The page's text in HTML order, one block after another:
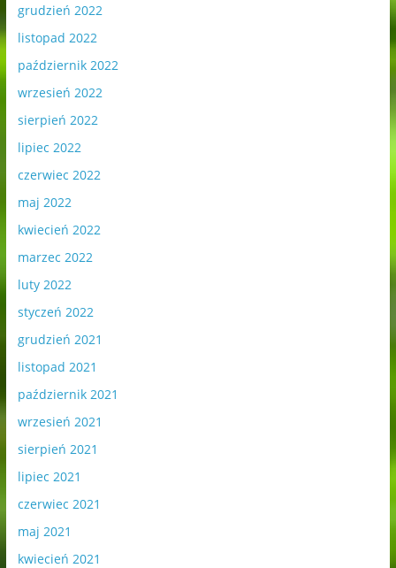
grudzień 2022
listopad 2022
październik 2022
wrzesień 2022
sierpień 2022
lipiec 2022
czerwiec 2022
maj 2022
kwiecień 2022
marzec 2022
luty 2022
styczeń 2022
grudzień 2021
listopad 2021
październik 2021
wrzesień 2021
sierpień 2021
lipiec 2021
czerwiec 2021
maj 2021
kwiecień 2021